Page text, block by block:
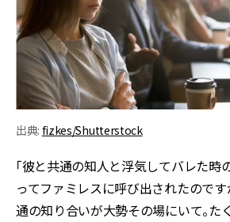
出典: fizkes/Shutterstock
「彼と共通の知人と浮気してバレた時
ってファミレスに呼び出されたのです
通の知り合いが大勢その場にいて。た